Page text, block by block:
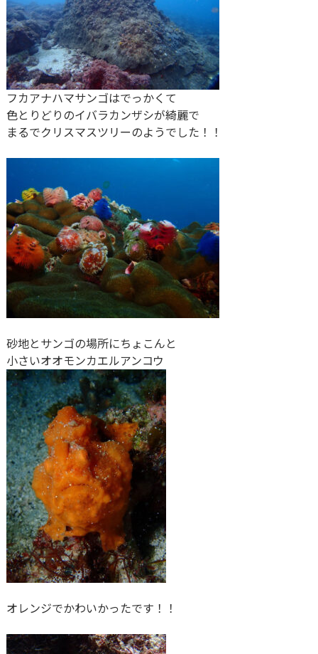
フカアナハマサンゴはでっかくて
色とりどりのイバラカンザシが綺麗で
まるでクリスマスツリーのようでした！！
砂地とサンゴの場所にちょこんと
小さいオオモンカエルアンコウ
オレンジでかわいかったです！！